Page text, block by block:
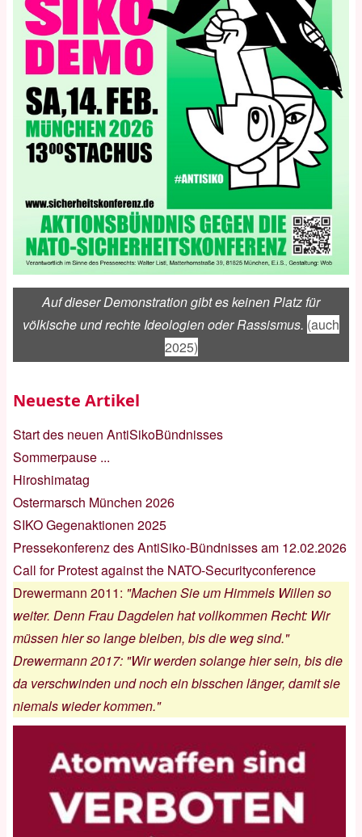
Auf dieser Demonstration gibt es keinen Platz für
völkische und rechte Ideologien oder Rassismus. (auch
2025)
Neueste Artikel
Start des neuen AntiSikoBündnisses
Sommerpause ...
Hiroshimatag
Ostermarsch München 2026
SIKO Gegenaktionen 2025
Pressekonferenz des AntiSiko-Bündnisses am 12.02.2026
Call for Protest against the NATO-Securityconference
Drewermann 2011: "Machen Sie um Himmels Willen so
weiter. Denn Frau Dagdelen hat vollkommen Recht: Wir
müssen hier so lange bleiben, bis die weg sind."
Drewermann 2017: "Wir werden solange hier sein, bis die
da verschwinden und noch ein bisschen länger, damit sie
niemals wieder kommen."